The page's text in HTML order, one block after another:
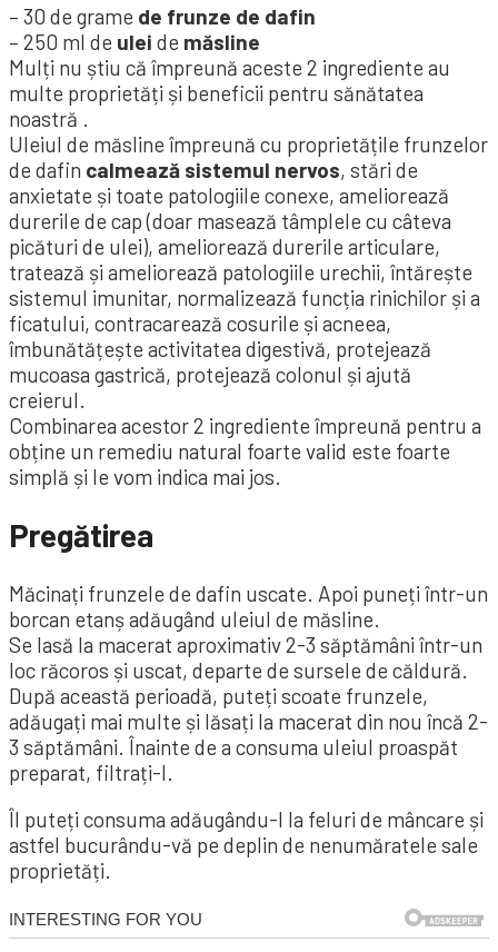
– 30 de grame de frunze de dafin
– 250 ml de ulei de măsline
Mulți nu știu că împreună aceste 2 ingrediente au
multe proprietăți și beneficii pentru sănătatea
noastră .
Uleiul de măsline împreună cu proprietățile frunzelor
de dafin calmează sistemul nervos, stări de
anxietate și toate patologiile conexe, ameliorează
durerile de cap (doar masează tâmplele cu câteva
picături de ulei), ameliorează durerile articulare,
tratează și ameliorează patologiile urechii, întărește
sistemul imunitar, normalizează funcția rinichilor și a
ficatului, contracarează cosurile și acneea,
îmbunătățește activitatea digestivă, protejează
mucoasa gastrică, protejează colonul și ajută
creierul.
Combinarea acestor 2 ingrediente împreună pentru a
obține un remediu natural foarte valid este foarte
simplă și le vom indica mai jos.
Pregătirea
Măcinați frunzele de dafin uscate. Apoi puneți într-un
borcan etanș adăugând uleiul de măsline.
Se lasă la macerat aproximativ 2-3 săptămâni într-un
loc răcoros și uscat, departe de sursele de căldură.
După această perioadă, puteți scoate frunzele,
adăugați mai multe și lăsați la macerat din nou încă 2-
3 săptămâni. Înainte de a consuma uleiul proaspăt
preparat, filtrați-l.
Îl puteți consuma adăugându-l la feluri de mâncare și
astfel bucurându-vă pe deplin de nenumăratele sale
proprietăți.